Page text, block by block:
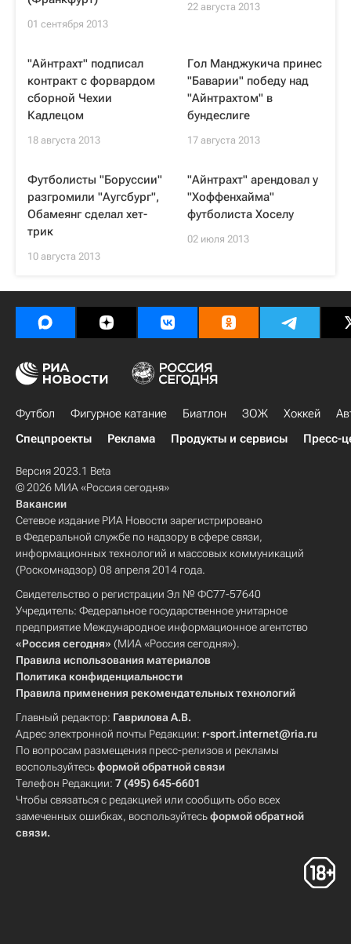
01 сентября 2013
22 августа 2013
"Айнтрахт" подписал
контракт с форвардом
сборной Чехии
Кадлецом
18 августа 2013
Гол Манджукича принес
"Баварии" победу над
"Айнтрахтом" в
бундеслиге
17 августа 2013
Футболисты "Боруссии"
разгромили "Аугсбург",
Обамеянг сделал хет-
трик
10 августа 2013
"Айнтрахт" арендовал у
"Хоффенхайма"
футболиста Хоселу
02 июля 2013
Футбол Фигурное катание Биатлон ЗОЖ Хоккей
Спецпроекты
Реклама Продукты и сервисы Пресс-
Версия 2023.1 Beta
© 2026 МИА «Россия сегодня»
Вакансии
Сетевое издание РИА Новости зарегистрировано
в Федеральной службе по надзору в сфере связи,
информационных технологий и массовых коммуникаций
(Роскомнадзор) 08 апреля 2014 года.
Свидетельство о регистрации Эл № ФС77-57640
Учредитель: Федеральное государственное унитарное
предприятие Международное информационное агентство
«Россия сегодня» (МИА «Россия сегодня»).
Правила использования материалов
Политика конфиденциальности
Правила применения рекомендательных технологий
Главный редактор: Гаврилова А.В.
Адрес электронной почты Редакции: r-sport.internet@ria.ru
По вопросам размещения пресс-релизов и рекламы
воспользуйтесьформой обратной связи
Телефон Редакции: 7 (495) 645-6601
Чтобы связаться с редакцией или сообщить обо всех
замеченных ошибках, воспользуйтесьформой обратной
связи.